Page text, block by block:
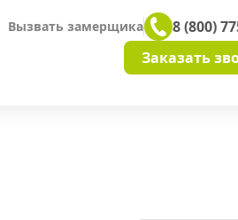
Вызвать замерщика
8 (800)
Заказать